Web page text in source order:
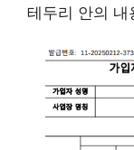
테두리 안의 내